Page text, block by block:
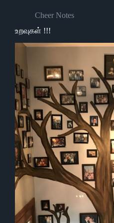
Cheer Notes
உறவுகள் !!!